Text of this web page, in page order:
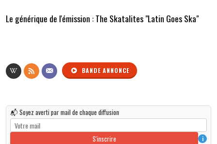
Le générique de l'émission : The Skatalites "Latin Goes Ska"
BANDE ANNONCE
📬 Soyez averti par mail de chaque diffusion
S'inscrire i